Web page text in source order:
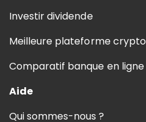
Investir dividende
Meilleure plateforme crypto
Comparatif banque en ligne
Aide
Qui sommes-nous ?